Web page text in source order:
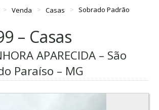
Venda Casas Sobrado Padrão
– Casas
APARECIDA – São
Paraíso – MG